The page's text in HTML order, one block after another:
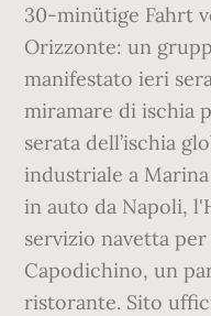
30-minütige Fahrt
Orizzonte: un
manifestato ieri
miramare di ischia
serata dell’ischia
industriale a
in auto da Napoli,
servizio navetta
Capodichino, un
ristorante. Sito